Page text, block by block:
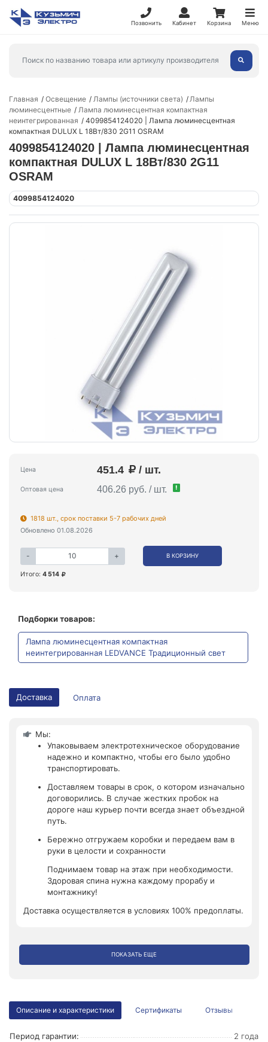
Позвонить Кабинет Корзина Меню
Главная Освещение Лампы (источники света)
Лампы
люминесцентные
Лампа люминесцентная компактная
неинтегрированная
4099854124020 | Лампа люминесцентная
компактная DULUX L 18Вт/830 2G11 OSRAM
4099854124020 | Лампа люминесцентная
компактная DULUX L 18Вт/830 2G11
OSRAM
4099854124020
Цена 451.4 / шт.
Оптовая цена 406.26 руб. / шт. !
1818 шт., срок поставки 5-7 рабочих дней
Обновлено 01.08.2026
- + В КОРЗИНУ
Итого: 4 514
Подборки товаров:
Лампа люминесцентная компактная
неинтегрированная LEDVANCE Традиционный свет
Доставка Оплата
Мы:
Упаковываем электротехническое оборудование
надежно и компактно, чтобы его было удобно
транспортировать.
Доставляем товары в срок, о котором изначально
договорились. В случае жестких пробок на
дороге наш курьер почти всегда знает объездной
путь.
Бережно отгружаем коробки и передаем вам в
руки в целости и сохранности
Поднимаем товар на этаж при необходимости.
Здоровая спина нужна каждому прорабу и
монтажнику!
Доставка осуществляется в условиях 100% предоплаты.
ПОКАЗАТЬ ЕЩЕ
Описание и характеристики Сертификаты Отзывы
Период гарантии:
2 года